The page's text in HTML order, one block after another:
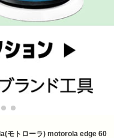
モトローラ) motorola edge 60